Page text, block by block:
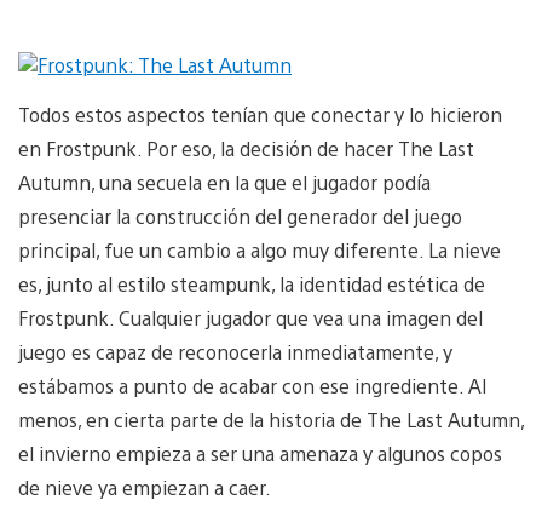
Todos estos aspectos tenían que conectar y lo hicieron
en Frostpunk. Por eso, la decisión de hacer The Last
Autumn, una secuela en la que el jugador podía
presenciar la construcción del generador del juego
principal, fue un cambio a algo muy diferente. La nieve
es, junto al estilo steampunk, la identidad estética de
Frostpunk. Cualquier jugador que vea una imagen del
juego es capaz de reconocerla inmediatamente, y
estábamos a punto de acabar con ese ingrediente. Al
menos, en cierta parte de la historia de The Last Autumn,
el invierno empieza a ser una amenaza y algunos copos
de nieve ya empiezan a caer.